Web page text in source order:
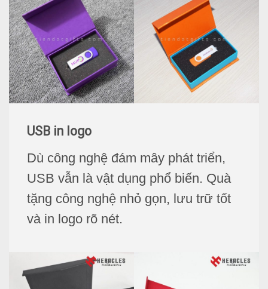
USB in logo
Dù công nghệ đám mây phát triển,
USB vẫn là vật dụng phổ biến. Quà
tặng công nghệ nhỏ gọn, lưu trữ tốt
và in logo rõ nét.